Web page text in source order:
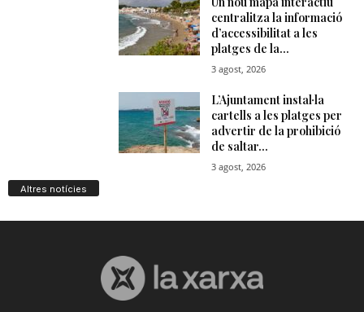
Altres notícies